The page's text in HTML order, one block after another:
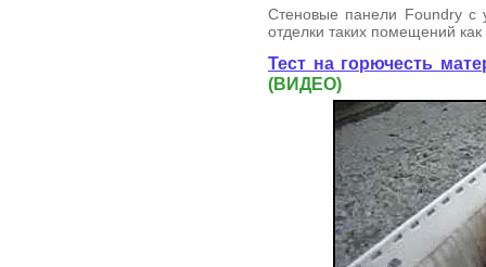
Стеновые панели Foundry с
отделки таких помещений
Тест на горючесть
(ВИДЕО)